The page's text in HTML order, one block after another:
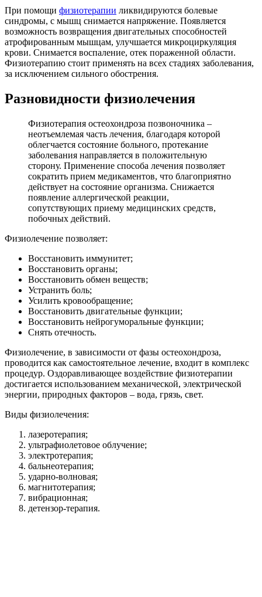
При помощи физиотерапии ликвидируются болевые
синдромы, с мышц снимается напряжение. Появляется
возможность возвращения двигательных способностей
атрофированным мышцам, улучшается микроциркуляция
крови. Снимается воспаление, отек пораженной области.
Физиотерапию стоит применять на всех стадиях заболевания,
за исключением сильного обострения.
Разновидности физиолечения
Физиотерапия остеохондроза позвоночника –
неотъемлемая часть лечения, благодаря которой
облегчается состояние больного, протекание
заболевания направляется в положительную
сторону. Применение способа лечения позволяет
сократить прием медикаментов, что благоприятно
действует на состояние организма. Снижается
появление аллергической реакции,
сопутствующих приему медицинских средств,
побочных действий.
Физиолечение позволяет:
Восстановить иммунитет;
Восстановить органы;
Восстановить обмен веществ;
Устранить боль;
Усилить кровообращение;
Восстановить двигательные функции;
Восстановить нейрогуморальные функции;
Снять отечность.
Физиолечение, в зависимости от фазы остеохондроза,
проводится как самостоятельное лечение, входит в комплекс
процедур. Оздоравливающее воздействие физиотерапии
достигается использованием механической, электрической
энергии, природных факторов – вода, грязь, свет.
Виды физиолечения:
лазеротерапия;
ультрафиолетовое облучение;
электротерапия;
бальнеотерапия;
ударно-волновая;
магнитотерапия;
вибрационная;
детензор-терапия.